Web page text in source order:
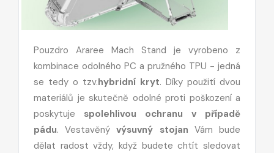
Pouzdro Araree Mach Stand je vyrobeno z
kombinace odolného PC a pružného TPU - jedná
se tedy o tzv.hybridní kryt. Díky použití dvou
materiálů je skutečně odolné proti poškození a
poskytuje spolehlivou ochranu v případě
pádu. Vestavěnývýsuvný stojan Vám bude
dělat radost vždy, když budete chtít sledovat